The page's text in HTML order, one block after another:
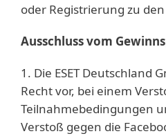
oder Registrierung zu
Ausschluss vom
1. Die ESET Deutschland
Recht vor, bei einem
Teilnahmebedingungen
Verstoß gegen die